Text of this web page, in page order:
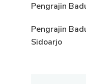
Pengrajin
Pengrajin
Sidoarjo